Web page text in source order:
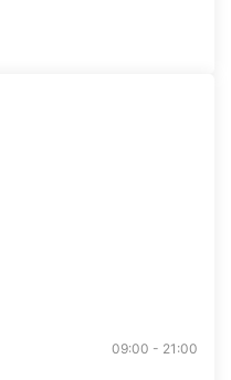
09:00 - 21:00